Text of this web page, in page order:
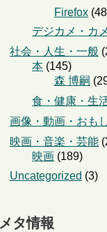
Firefox
デジカメ・カ
社会・人生・一般
本 (145)
森 博嗣
食・健康・生
画像・動画・おも
映画・音楽・芸能
映画 (189)
Uncategorized (3)
メタ情報